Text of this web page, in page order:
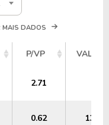
MAIS DADOS
P/VP VALOR
2.71
0.62